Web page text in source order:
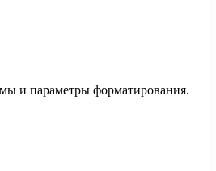
и параметры форматирования.